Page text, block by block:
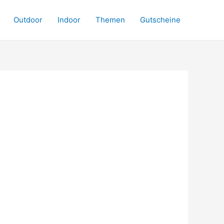
Outdoor Indoor Themen Gutscheine